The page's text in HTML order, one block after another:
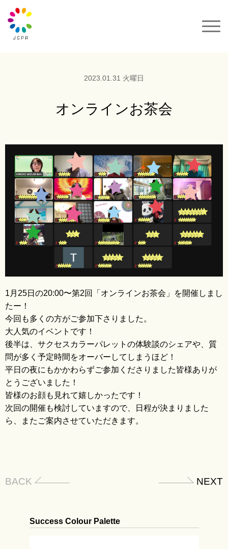
セミナー&イベント
動画
カラーパレット購入
ブログ
2023.01.31 火曜日
オンラインお茶会
1月25日の20:00〜第2回「オンラインお茶会」を開催しまし
たー！
今回も多くの方がご参加下さりました。
大人気のイベントです！
後半は、サクセスカラーパレットの体験談のシェアや、質
問が多く予定時間をオーバーしてしまうほど！
平日の夜にもかかわらずご参加くださりました皆様ありが
とうございました！
皆様のお顔も見れて嬉しかったです！
次回の開催も検討していますので、日程が決まりました
ら、またご案内させていただきます。
BACK NEXT
Success Colour Palette